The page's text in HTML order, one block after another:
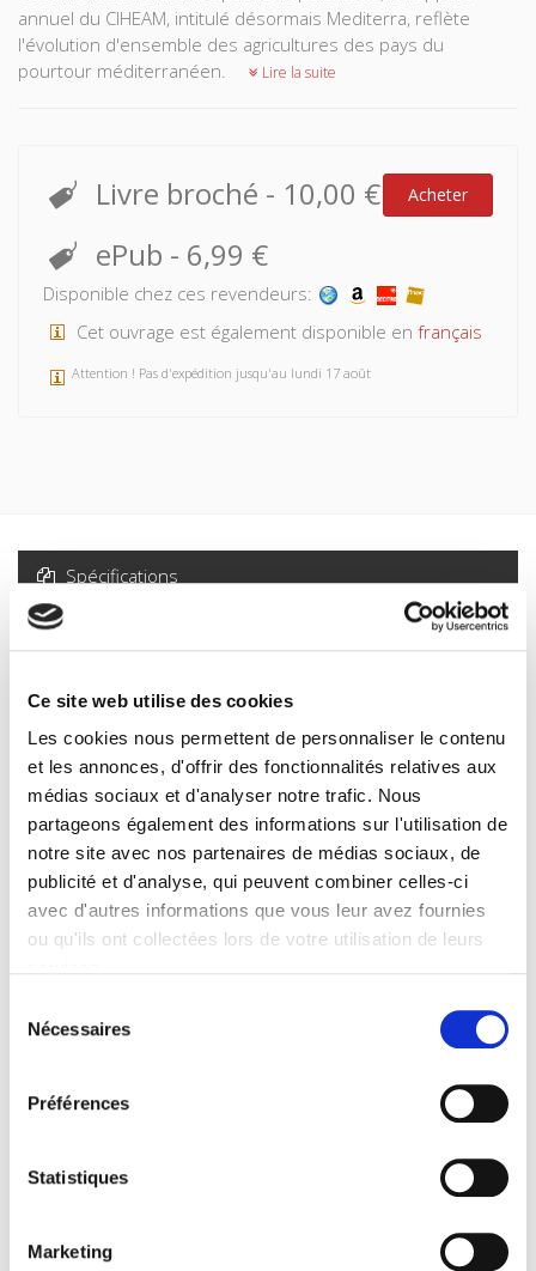
Ce site web utilise des cookies
Les cookies nous permettent de personnaliser le contenu
et les annonces, d'offrir des fonctionnalités relatives aux
médias sociaux et d'analyser notre trafic. Nous
partageons également des informations sur l'utilisation de
notre site avec nos partenaires de médias sociaux, de
publicité et d'analyse, qui peuvent combiner celles-ci
avec d'autres informations que vous leur avez fournies
ou qu'ils ont collectées lors de votre utilisation de leurs
Nécessaires
Préférences
Statistiques
Marketing
annuel du CIHEAM, intitulé désormais Mediterra, reflète
l'évolution d'ensemble des agricultures des pays du
pourtour méditerranéen.
Lire la suite
Livre broché - 10,00 € Acheter
ePub - 6,99 €
Disponible chez ces revendeurs:
Cet ouvrage est également disponible en français
Attention ! Pas d'expédition jusqu'au lundi 17 août
Spécifications
Spécifications
Éditeur
Presses de Sciences Po
Auteur
CIHEAM
Langue
Mots clés
agriculture,Développement
Développement durable
Internet Hierarchy
Developpement /
Catégorie (éditeur)
Internet Hierarchy
Politiques européennes
Internet Hierarchy